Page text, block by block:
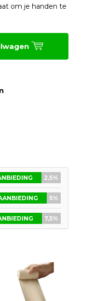
om je handen te
2,5%
5%
7,5%